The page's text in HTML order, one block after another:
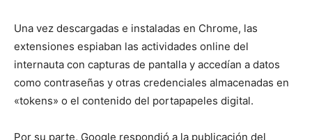
Una vez descargadas e instaladas en Chrome, las
extensiones espiaban las actividades online del
internauta con capturas de pantalla y accedían a datos
como contraseñas y otras credenciales almacenadas en
«tokens» o el contenido del portapapeles digital.
Por su parte, Google respondió a la publicación del